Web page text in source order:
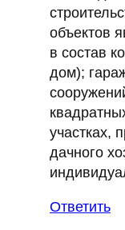
объектов
в состав
дом);
участках,
дачного
Ответить